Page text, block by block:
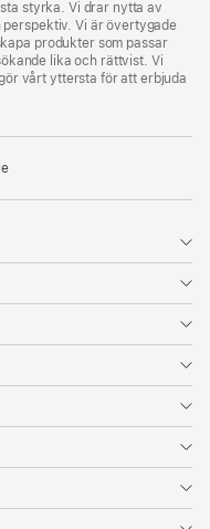
styrka. Vi drar nytta av
Vi är övertygade
produkter som passar
lika och rättvist. Vi
vårt yttersta för att erbjuda